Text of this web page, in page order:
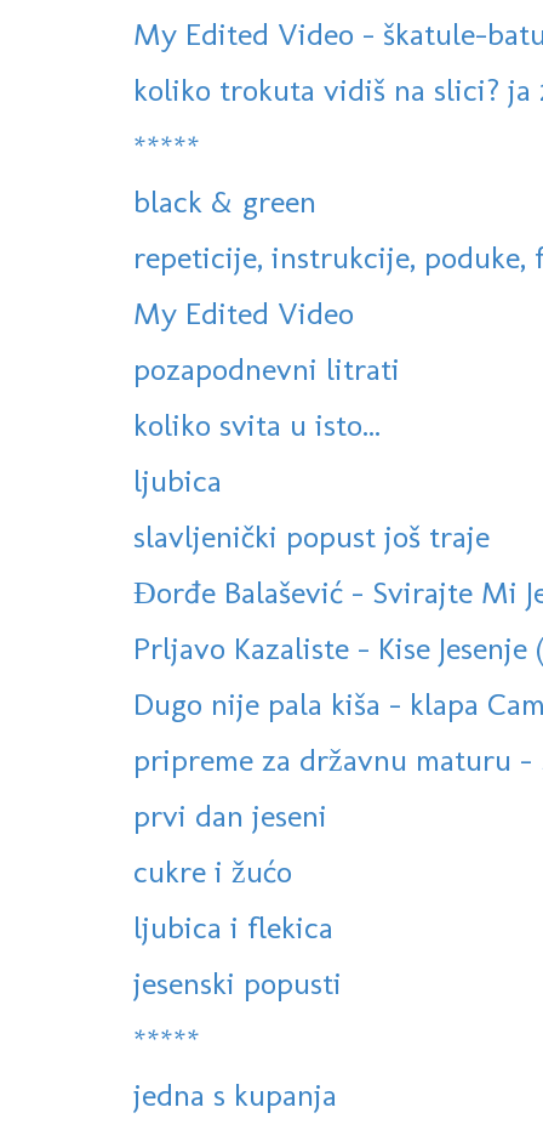
My Edited Video - škatule-
koliko trokuta vidiš na slici? ja
*****
black & green
repeticije, instrukcije, poduke,
My Edited Video
pozapodnevni litrati
koliko svita u isto...
ljubica
slavljenički popust još traje
Đorđe Balašević - Svirajte Mi
Prljavo Kazaliste - Kise Jesenje
Dugo nije pala kiša - klapa
pripreme za državnu maturu -
prvi dan jeseni
cukre i žućo
ljubica i flekica
jesenski popusti
*****
jedna s kupanja